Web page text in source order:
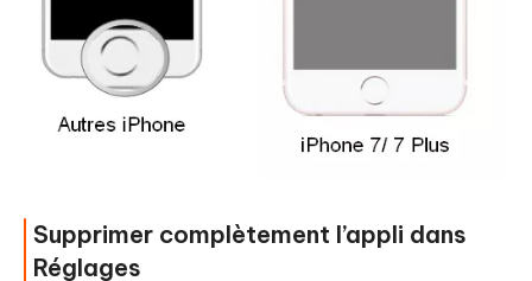
Supprimer complètement l’appli dans
Réglages